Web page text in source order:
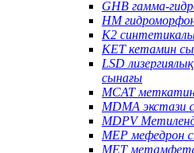
GHB гамма-
HM
K2
KET кетамин
LSD
сынағы
MCAT
MDMA экстази
MDPV
MEP мефедрон
MET